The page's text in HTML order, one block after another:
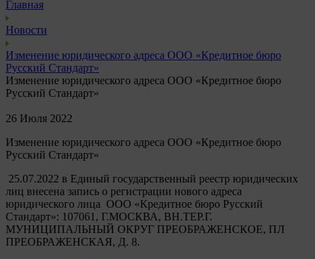
Главная
Новости
Изменение юридического адреса ООО «Кредитное бюро
Русский Стандарт»
Изменение юридического адреса ООО «Кредитное бюро
Русский Стандарт»
26 Июля 2022
Изменение юридического адреса ООО «Кредитное бюро
Русский Стандарт»
25.07.2022 в Единый государственный реестр юридических
лиц внесена запись о регистрации нового адреса
юридического лица ООО «Кредитное бюро Русский
Стандарт»: 107061, Г.МОСКВА, ВН.ТЕР.Г.
МУНИЦИПАЛЬНЫЙ ОКРУГ ПРЕОБРАЖЕНСКОЕ, ПЛ
ПРЕОБРАЖЕНСКАЯ, Д. 8.